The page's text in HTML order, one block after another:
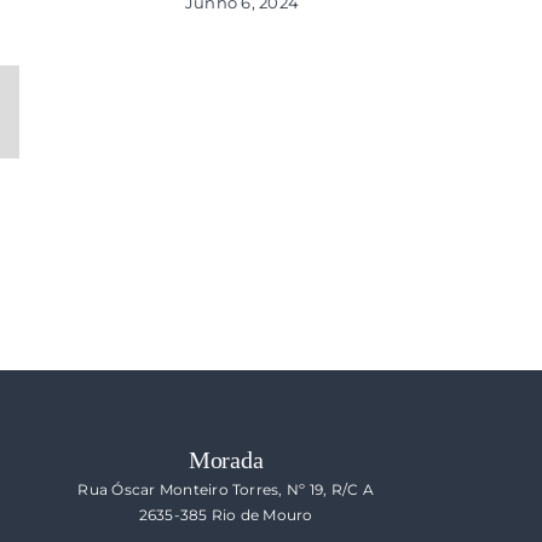
Morada
Rua Óscar Monteiro Torres, Nº 19, R/C A
2635-385 Rio de Mouro